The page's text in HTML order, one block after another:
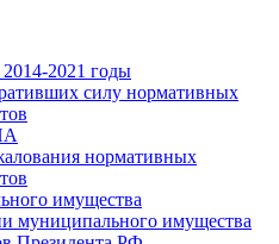
2021 годы
силу нормативных
нормативных
имущества
муниципального имущества